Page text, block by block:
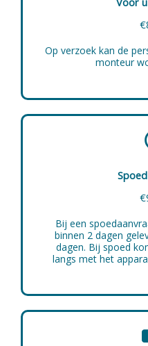
Op verzoek kan de
monteur
Bij een
binnen 2 dagen
dagen. Bij spoed
langs met het